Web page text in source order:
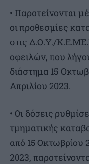
• Παρατείνονται
οι προθεσμίες
στις Δ.Ο.Υ./
οφειλών, που
διάστημα 15
Απριλίου 2023.
• Οι δόσεις
τμηματικής
από 15 Οκτωβρίου
2023,